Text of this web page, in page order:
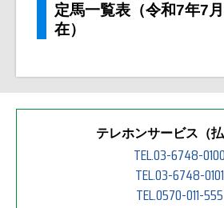
定馬一覧表（令和7年7
在）
テレホンサービス（払
TEL.03-6748-0100
TEL.03-6748-0101
TEL.0570-011-555